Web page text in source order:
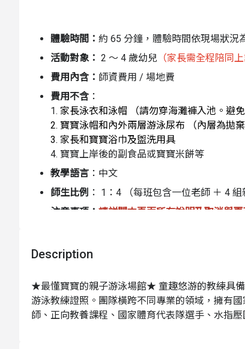
體驗時間： 約 65 分鐘 ，體驗時間依現場狀況
活動對象： 2 ～ 4 歲幼兒 （家長需全程陪同
費用內含： 師資費用 / 場地費
費用不含：
1. 家長泳衣和泳帽 （請勿穿海灘褲入池。避
2. 寶寶泳帽和內外兩層游泳尿布 （內層為拋
3. 家長和寶寶浴巾及盥洗用具
4. 寶寶上岸後的副食品或寶寶米餅等
教學語言 ：中文
師生比例 ： 1：4 （每班包含一位老師 ＋ 4 組
注意事項： 請詳閱本頁面所有說明及取消與
寶寶上岸後的副食品或寶寶米餅等。如需要
3.請孩童及入水陪同之家長務必於課前 15 分
4. 容易溢吐奶的寶寶，喝奶時間建議間隔 1
5.尚未戒尿布的小朋友，必須穿著內層拋棄
Description
★最懂寶寶的親子游泳場館★ 童趣悠游的教練具
游泳教練證照。團隊橫跨不同專業的領域，擁有
師、正向教養課程、國家體育代表隊選手、水指